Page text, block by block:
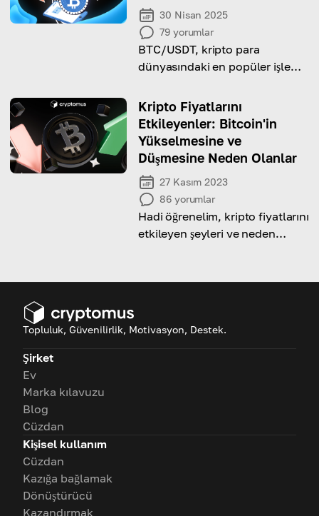
30 Nisan 2025
79 yorumlar
BTC/USDT, kripto para
dünyasındaki en popüler işlem
için işe yarayacak mı?
Kripto Fiyatlarını
Etkileyenler: Bitcoin'in
Yükselmesine ve
Düşmesine Neden Olanlar
27 Kasım 2023
86 yorumlar
Hadi öğrenelim, kripto fiyatlarını
etkileyen şeyleri ve neden
Topluluk, Güvenilirlik, Motivasyon, Destek.
Şirket
Ev
Marka kılavuzu
Blog
Cüzdan
Kişisel kullanım
Cüzdan
Kazığa bağlamak
Dönüştürücü
Kazandırmak